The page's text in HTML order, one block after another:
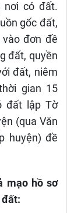
nơi có đất.
gốc đất,
đơn đề
đất, quyền
đất, niêm
gian 15
đất lập Tờ
(qua Văn
huyện) đề
mạo hồ sơ
đất: